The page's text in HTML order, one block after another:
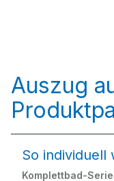
Auszug
So individuell
Komplettbad-